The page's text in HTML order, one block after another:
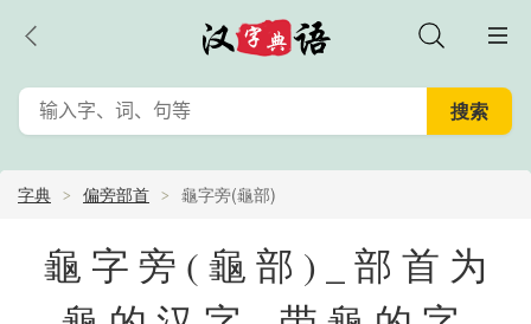
字典 偏旁部首 龜字旁(龜部)
龜字旁(龜部)_部首为